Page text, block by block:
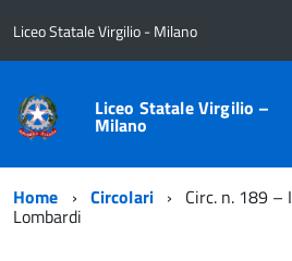
Liceo Statale Virgilio - Milano
Liceo Statale Virgilio –
Milano
Home Circolari Circ. n. 189 –
Lombardi